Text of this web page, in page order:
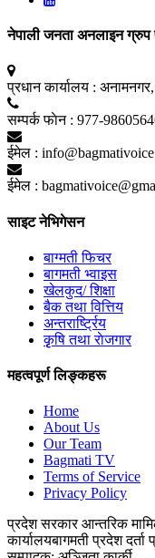
नेपाली जनता अनलाइन ग्रुप
प्रधान कार्यालय :
सम्पर्क फाेन : 977-
ईमेल :
ईमेल :
साइट नेभिगेसन
बाग्मती फिचर
बागमती भ्वाइस
खेलकुद/ शिक्षा
बैक तथा वित्तिय
अन्तरार्ष्ट्रिय
कृृषि तथा राेजगार
महत्वपूर्ण लिङ्कहरू
Home
About Us
Our Team
Bagmati TV
Terms of Service
Privacy Policy
प्रदेश सरकारआन्तरिक
कार्यालयबागमती प्रदेश